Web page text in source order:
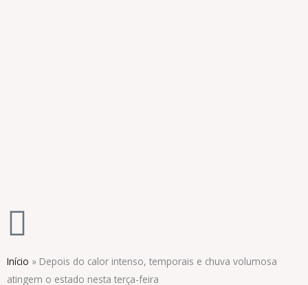
Início » Depois do calor intenso, temporais e chuva volumosa
atingem o estado nesta terça-feira